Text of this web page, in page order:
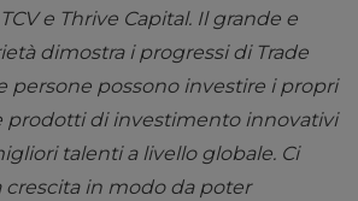
e Thrive Capital. Il grande e
dimostra i progressi di Trade
persone possono investire i propri
prodotti di investimento innovativi
talenti a livello globale. Ci
crescita in modo da poter